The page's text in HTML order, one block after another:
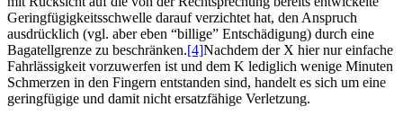
Geringfügigkeitsschwelle darauf verzichtet hat, den Anspruch
ausdrücklich (vgl. aber eben “billige” Entschädigung) durch eine
Bagatellgrenze zu beschränken.[4]Nachdem der X hier nur einfache
Fahrlässigkeit vorzuwerfen ist und dem K lediglich wenige Minuten
Schmerzen in den Fingern entstanden sind, handelt es sich um eine
geringfügige und damit nicht ersatzfähige Verletzung.